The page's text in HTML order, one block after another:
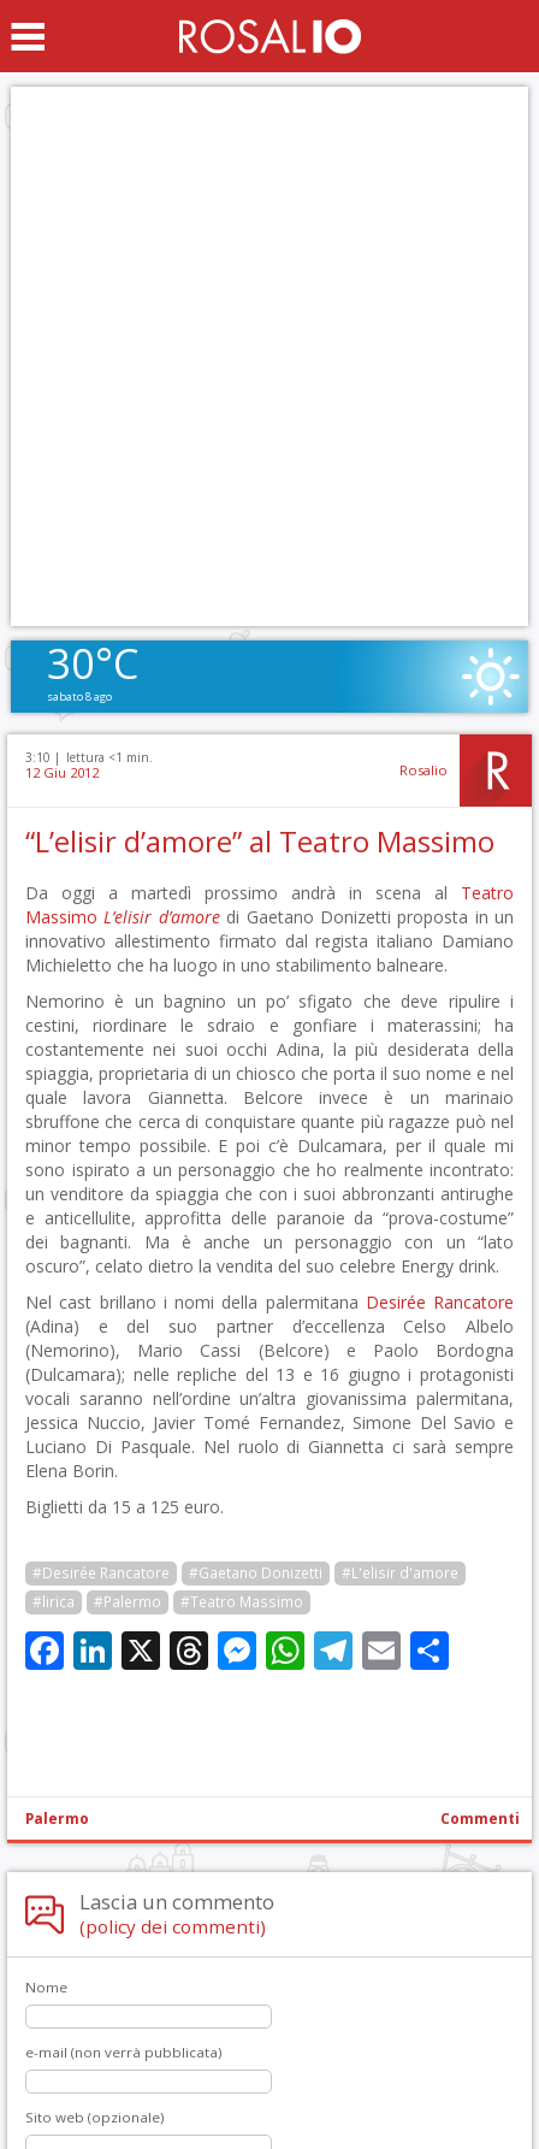
30°C
sabato 8 ago
3:10 | lettura <1 min.
12 Giu 2012 Rosalio
“L’elisir d’amore” al Teatro Massimo
Da oggi a martedì prossimo andrà in scena al Teatro
Massimo L’elisir d’amoredi Gaetano Donizetti proposta in un
innovativo allestimento firmato dal regista italiano Damiano
Michieletto che ha luogo in uno stabilimento balneare.
Nemorino è un bagnino un po’ sfigato che deve ripulire i
cestini, riordinare le sdraio e gonfiare i materassini; ha
costantemente nei suoi occhi Adina, la più desiderata della
spiaggia, proprietaria di un chiosco che porta il suo nome e nel
quale lavora Giannetta. Belcore invece è un marinaio
sbruffone che cerca di conquistare quante più ragazze può nel
minor tempo possibile. E poi c’è Dulcamara, per il quale mi
sono ispirato a un personaggio che ho realmente incontrato:
un venditore da spiaggia che con i suoi abbronzanti antirughe
e anticellulite, approfitta delle paranoie da “prova-costume”
dei bagnanti. Ma è anche un personaggio con un “lato
oscuro”, celato dietro la vendita del suo celebre Energy drink.
Nel cast brillano i nomi della palermitana Desirée Rancatore
(Adina) e del suo partner d’eccellenza Celso Albelo
(Nemorino), Mario Cassi (Belcore) e Paolo Bordogna
(Dulcamara); nelle repliche del 13 e 16 giugno i protagonisti
vocali saranno nell’ordine un’altra giovanissima palermitana,
Jessica Nuccio, Javier Tomé Fernandez, Simone Del Savio e
Luciano Di Pasquale. Nel ruolo di Giannetta ci sarà sempre
Elena Borin.
Biglietti da 15 a 125 euro.
#Desirée Rancatore #Gaetano Donizetti
#L'elisir d'amore
#lirica
#Palermo #Teatro Massimo
Facebook
LinkedIn
X Threads
Messenger
WhatsApp
Telegram
Email
Palermo Commenti
Lascia un commento
(policy dei commenti)
Nome
e-mail (non verrà pubblicata)
Sito web (opzionale)